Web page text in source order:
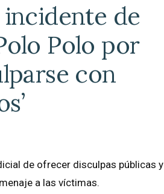
de
Polo por
con
de ofrecer disculpas públicas y
a las víctimas.